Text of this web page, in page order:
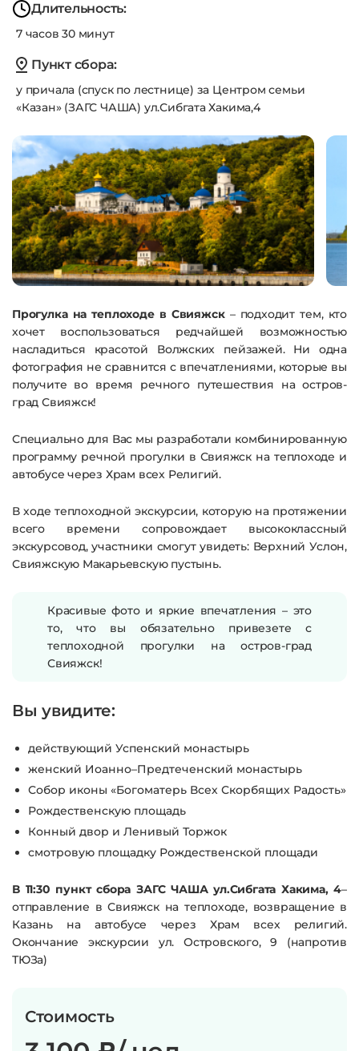
Длительность:
7 часов 30 минут
Пункт сбора:
у причала (спуск по лестнице) за Центром семьи
«Казан» (ЗАГС ЧАША) ул.Сибгата Хакима,4
Прогулка на теплоходе в Свияжск– подходит тем, кто
хочет воспользоваться редчайшей возможностью
насладиться красотой Волжских пейзажей. Ни одна
фотография не сравнится с впечатлениями, которые вы
получите во время речного путешествия на остров-
град Свияжск!
Специально для Вас мы разработали комбинированную
программу речной прогулки в Свияжск на теплоходе и
автобусе через Храм всех Религий.
В ходе теплоходной экскурсии, которую на протяжении
всего времени сопровождает высококлассный
экскурсовод, участники смогут увидеть: Верхний Услон,
Свияжскую Макарьевскую пустынь.
Красивые фото и яркие впечатления – это
то, что вы обязательно привезете с
теплоходной прогулки на остров-град
Свияжск!
Вы увидите:
действующий Успенский монастырь
женский Иоанно–Предтеченский монастырь
Собор иконы «Богоматерь Всех Скорбящих Радость»
Рождественскую площадь
Конный двор и Ленивый Торжок
смотровую площадку Рождественской площади
В 11:30 пункт сбораЗАГС ЧАША ул.Сибгата Хакима, 4–
отправление в Свияжск на теплоходе, возвращение в
Казань на автобусе через Храм всех религий.
Окончание экскурсии ул. Островского, 9 (напротив
ТЮЗа)
Стоимость